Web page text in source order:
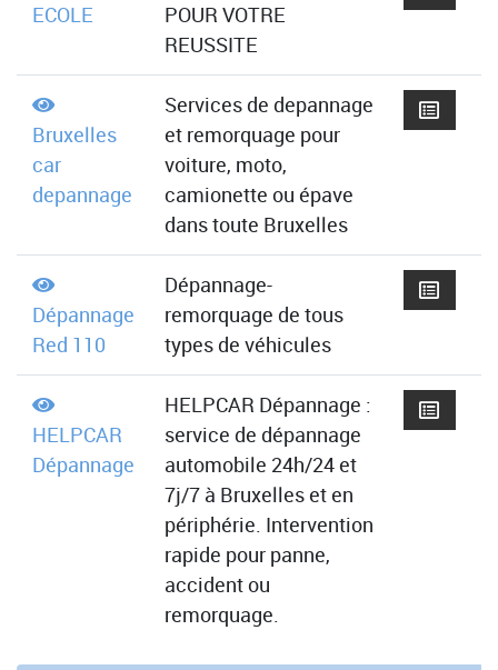
ECOLE
POUR VOTRE
REUSSITE
Bruxelles
car
depannage
Services de depannage
et remorquage pour
voiture, moto,
camionette ou épave
dans toute Bruxelles
Dépannage
Red 110
Dépannage-
remorquage de tous
types de véhicules
HELPCAR
Dépannage
HELPCAR Dépannage :
service de dépannage
automobile 24h/24 et
7j/7 à Bruxelles et en
périphérie. Intervention
rapide pour panne,
accident ou
remorquage.